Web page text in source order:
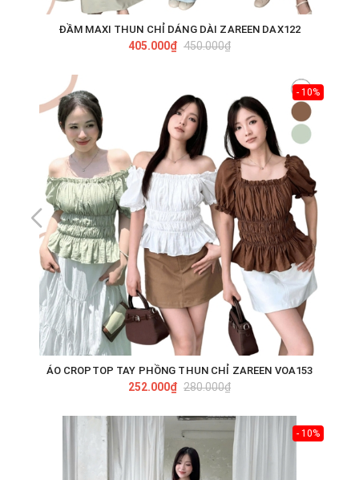
ĐẦM MAXI THUN CHỈ DÁNG DÀI ZAREEN DAX122
405.000₫ 450.000₫
- 10%
ÁO CROPTOP TAY PHỒNG THUN CHỈ ZAREEN VOA153
252.000₫ 280.000₫
- 10%